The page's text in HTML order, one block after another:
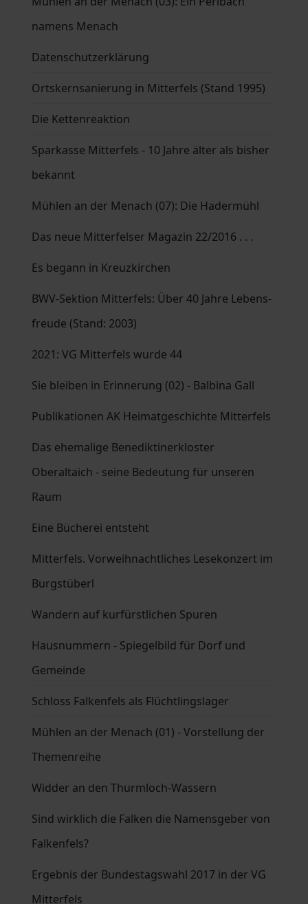
namens Menach
Datenschutzerklärung
Ortskernsanierung in Mitterfels (Stand 1995)
Die Kettenreaktion
Sparkasse Mitterfels - 10 Jahre älter als bisher
bekannt
Mühlen an der Menach (07): Die Hadermühl
Das neue Mitterfelser Magazin 22/2016 . . .
Es begann in Kreuzkirchen
BWV-Sektion Mitterfels: Über 40 Jahre Lebens-
freude (Stand: 2003)
2021: VG Mitterfels wurde 44
Sie bleiben in Erinnerung (02) - Balbina Gall
Publikationen AK Heimatgeschichte Mitterfels
Das ehemalige Benediktinerkloster
Oberaltaich - seine Bedeutung für unseren
Raum
Eine Bücherei entsteht
Mitterfels. Vorweihnachtliches Lesekonzert im
Burgstüberl
Wandern auf kurfürstlichen Spuren
Hausnummern - Spiegelbild für Dorf und
Gemeinde
Schloss Falkenfels als Flüchtlingslager
Mühlen an der Menach (01) - Vorstellung der
Themenreihe
Widder an den Thurmloch-Wassern
Sind wirklich die Falken die Namensgeber von
Falkenfels?
Ergebnis der Bundestagswahl 2017 in der VG
Mitterfels